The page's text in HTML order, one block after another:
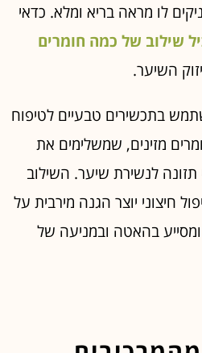
לו מראה בריא ומלא. כדאי
שילוב של כמה חומרים
השיער.
בתכשירים טבעיים לטיפוח
מזינים, שמשלימים את
לנשירת שיער. השילוב
חיצוני יוצר הגנה מירבית על
בהאטה ובמניעה של